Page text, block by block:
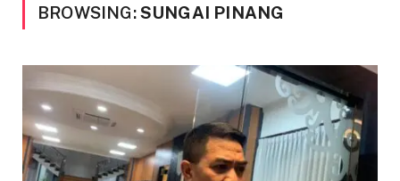
BROWSING:SUNGAI PINANG